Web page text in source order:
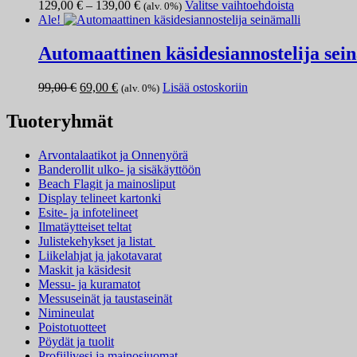
tehdä
valinnat
sivulla.
129,00 € – 139,00 €Hintaluokka:
129,00 €
139,00 €
(alv. 0%) Valitse vaihtoehdoista
tuotteella
useampi
muunnelma.
Ale!
Automaattinen käsidesiannostelija
99,00€ Alkuperäinen
99,00 €.
69,00 €Nykyinen
(alv. 0%) Lisää ostoskoriin
Tuoteryhmät
Arvontalaatikot ja Onnenyörä
Banderollit ulko- ja sisäkäyttöön
Beach Flagit ja mainosliput
Display telineet kartonki
Esite- ja infotelineet
Ilmatäytteiset teltat
Julistekehykset ja listat
Liikelahjat ja jakotavarat
Maskit ja käsidesit
Messu- ja kuramatot
Messuseinät ja taustaseinät
Nimineulat
Poistotuotteet
Pöydät ja tuolit